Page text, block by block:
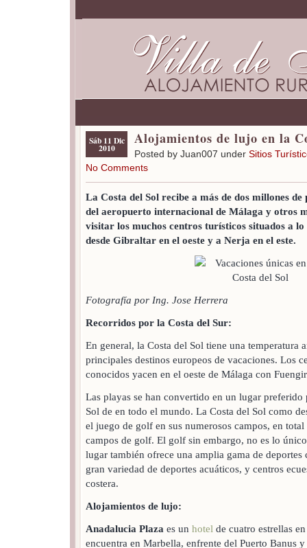
Sáb 11 Dic
2010
Alojamientos de lujo en la
Posted by Juan007 under Sitios
No Comments
La Costa del Sol recibe a más de dos millones de
del aeropuerto internacional de Málaga y otros
visitar los muchos centros turísticos situados a
desde Gibraltar en el oeste y a Nerja en el este.
Fotografía por Ing. Jose Herrera
Recorridos por la Costa del Sur:
En general, la Costa del Sol tiene una temperatura
principales destinos europeos de vacaciones. Los
conocidos yacen en el oeste de Málaga con
Las playas se han convertido en un lugar preferido
Sol de en todo el mundo. La Costa del Sol como
el juego de golf en sus numerosos campos, en
campos de golf. El golf sin embargo, no es lo
lugar también ofrece una amplia gama de
gran variedad de deportes acuáticos, y centros
costera.
Alojamientos de lujo:
Anadalucia Plaza es un hotel de cuatro estrellas
encuentra en Marbella, enfrente del Puerto Banus